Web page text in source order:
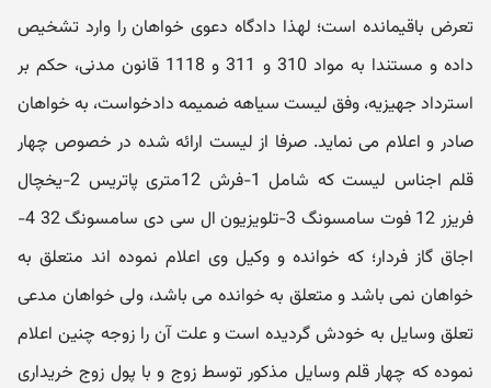
تعرض باقیمانده است؛ لهذا دادگاه دعوی خواهان را وارد تشخیص
داده و مستندا به مواد 310 و 311 و 1118 قانون مدنی، حکم بر
استرداد جهیزیه، وفق لیست سیاهه ضمیمه دادخواست، به خواهان
صادر و اعلام می نماید. صرفا از لیست ارائه شده در خصوص چهار
قلم اجناس لیست که شامل 1-فرش 12متری پاتریس 2-یخچال
فریزر 12 فوت سامسونگ 3-تلویزیون ال سی دی سامسونگ 32 4-
اجاق گاز فردار؛ که خوانده و وکیل وی اعلام نموده اند متعلق به
خواهان نمی باشد و متعلق به خوانده می باشد، ولی خواهان مدعی
تعلق وسایل به خودش گردیده است و علت آن را زوجه چنین اعلام
نموده که چهار قلم وسایل مذکور توسط زوج و با پول زوج خریداری